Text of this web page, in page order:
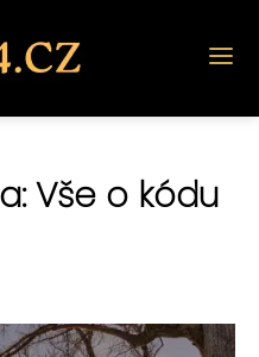
Vše o kódu